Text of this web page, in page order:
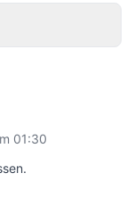
01:30